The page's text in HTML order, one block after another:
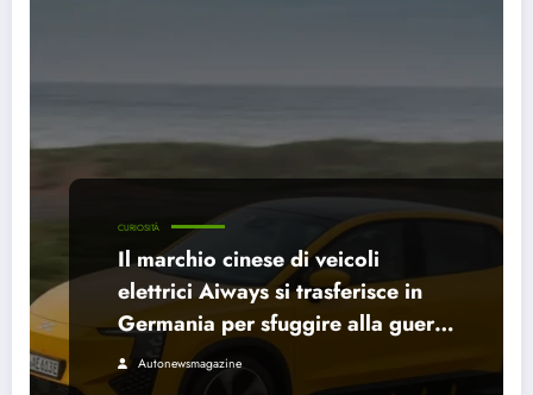
CURIOSITÀ
Il marchio cinese di veicoli
elettrici Aiways si trasferisce in
Germania per sfuggire alla guerra
dei prezzi
Autonewsmagazine